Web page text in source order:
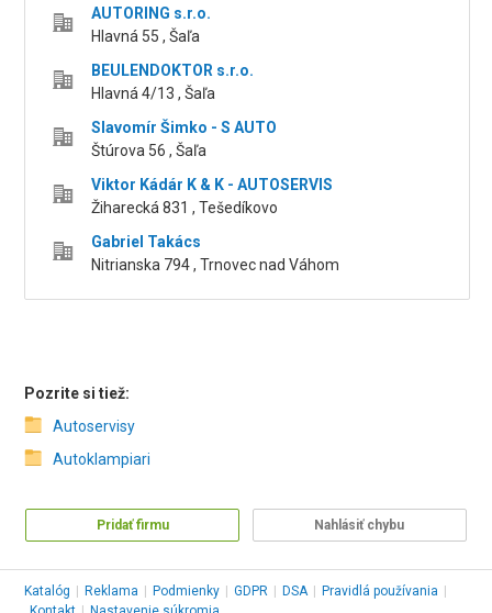
AUTORING s.r.o.
Hlavná 55 , Šaľa
BEULENDOKTOR s.r.o.
Hlavná 4/13 , Šaľa
Slavomír Šimko - S AUTO
Štúrova 56 , Šaľa
Viktor Kádár K & K - AUTOSERVIS
Žiharecká 831 , Tešedíkovo
Gabriel Takács
Nitrianska 794 , Trnovec nad Váhom
Pozrite si tiež:
Autoservisy
Autoklampiari
Pridať firmu Nahlásiť chybu
Katalóg Reklama Podmienky GDPR DSA Pravidlá používania